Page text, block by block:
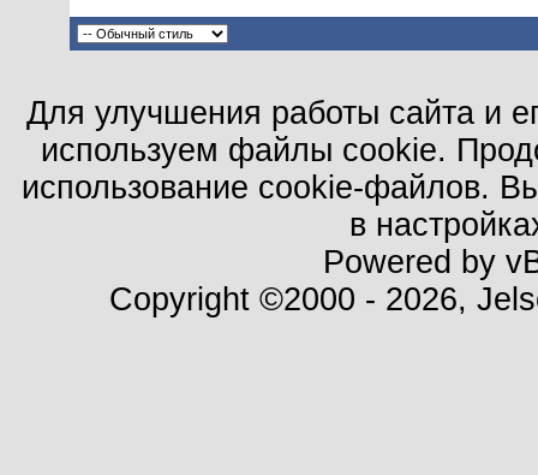
Для улучшения работы сайта и
используем файлы cookie.
использование cookie-файлов.
в
Powered by
Copyright ©2000 - 2026,